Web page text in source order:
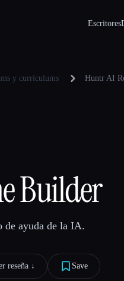
Escritores
y currículums Huntr AI
Builder
de ayuda de la IA.
reseña ↓︎ Save